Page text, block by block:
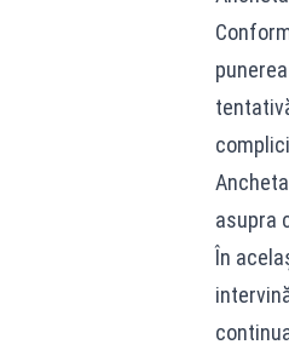
asupra
În